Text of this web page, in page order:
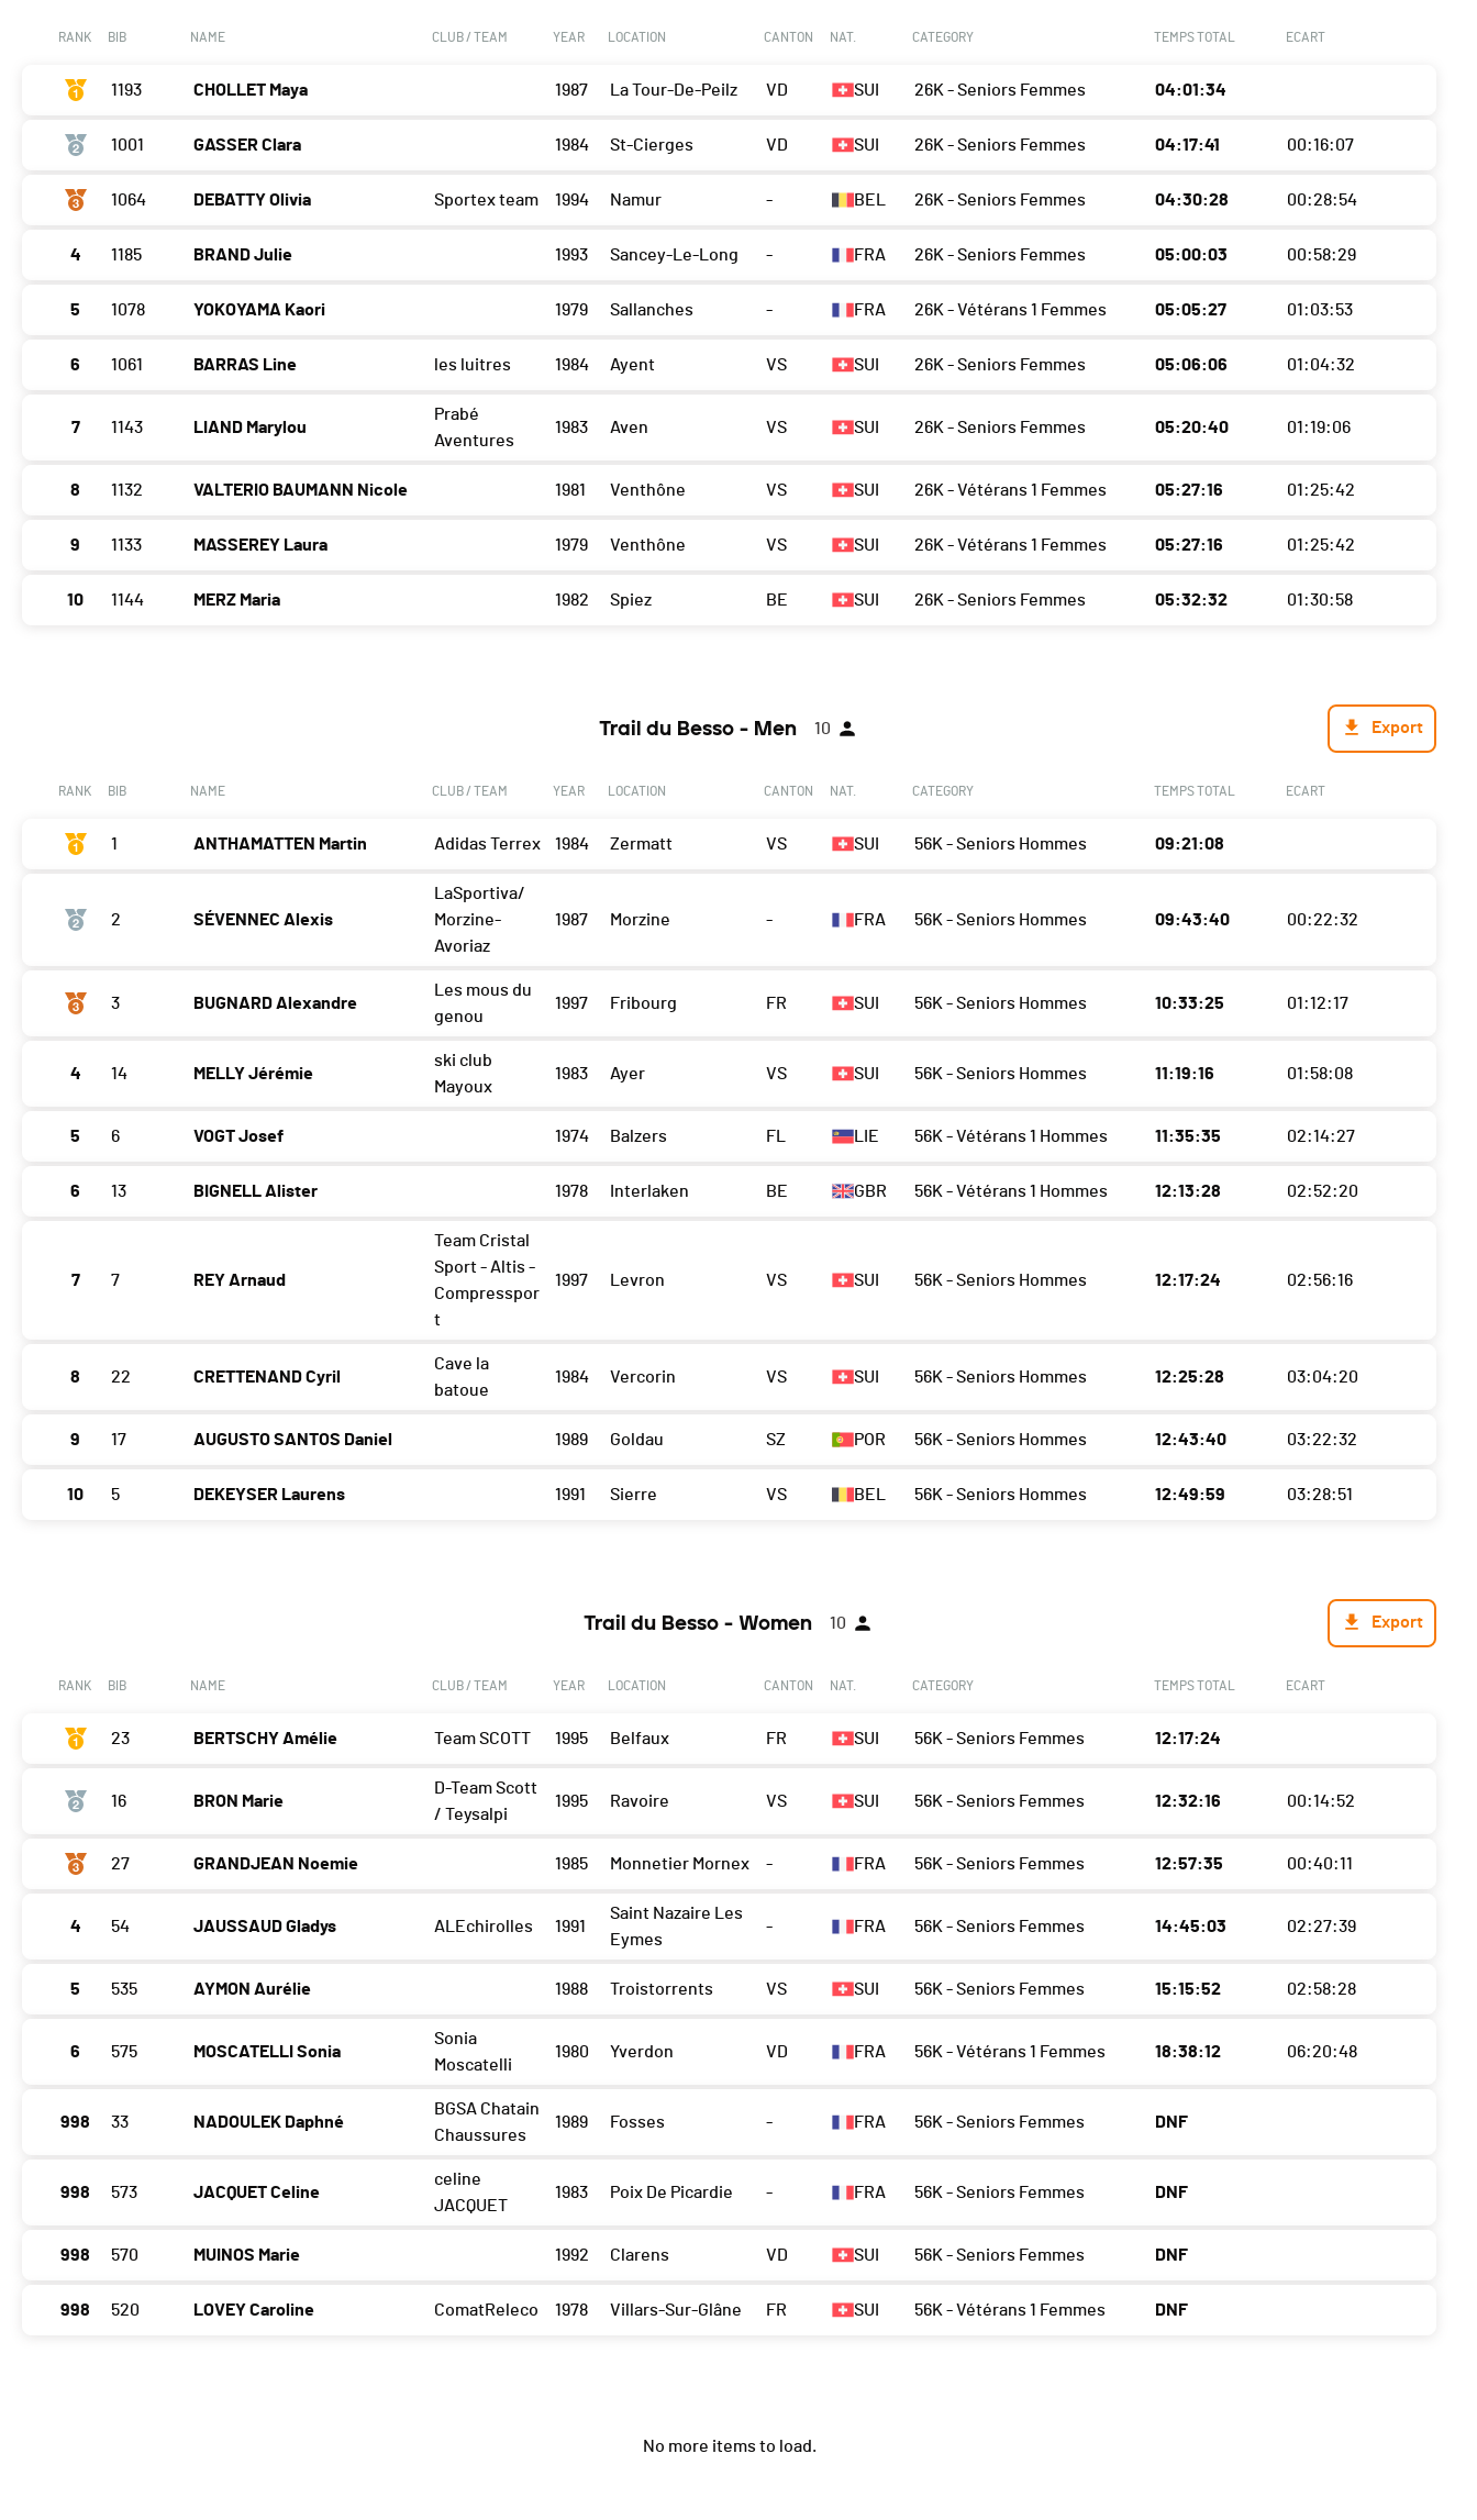
RANK BIB NAME CLUB / TEAM YEAR LOCATION CANTON NAT. CATEGORY TEMPS TOTAL ECART
1193 CHOLLET Maya 1987 La Tour-De-Peilz VD SUI 26K - Seniors Femmes 04:01:34
1001 GASSER Clara 1984 St-Cierges VD SUI 26K - Seniors Femmes 04:17:41 00:16:07
1064 DEBATTY Olivia Sportex team 1994 Namur - BEL 26K - Seniors Femmes 04:30:28 00:28:54
4 1185 BRAND Julie 1993 Sancey-Le-Long - FRA 26K - Seniors Femmes 05:00:03 00:58:29
5 1078 YOKOYAMA Kaori 1979 Sallanches - FRA 26K - Vétérans 1 Femmes 05:05:27 01:03:53
6 1061 BARRAS Line les luitres 1984 Ayent VS SUI 26K - Seniors Femmes 05:06:06 01:04:32
7 1143 LIAND Marylou
Prabé
Aventures
1983 Aven VS SUI 26K - Seniors Femmes 05:20:40 01:19:06
8 1132 VALTERIO BAUMANN Nicole 1981 Venthône VS SUI 26K - Vétérans 1 Femmes 05:27:16 01:25:42
9 1133 MASSEREY Laura 1979 Venthône VS SUI 26K - Vétérans 1 Femmes 05:27:16 01:25:42
10 1144 MERZ Maria 1982 Spiez BE SUI 26K - Seniors Femmes 05:32:32 01:30:58
Trail du Besso - Men 10 Export
RANK BIB NAME CLUB / TEAM YEAR LOCATION CANTON NAT. CATEGORY TEMPS TOTAL ECART
1 ANTHAMATTEN Martin Adidas Terrex 1984 Zermatt VS SUI 56K - Seniors Hommes 09:21:08
2 SÉVENNEC Alexis
LaSportiva/
Morzine-
Avoriaz
1987 Morzine - FRA 56K - Seniors Hommes 09:43:40 00:22:32
3 BUGNARD Alexandre
Les mous du
genou
1997 Fribourg FR SUI 56K - Seniors Hommes 10:33:25 01:12:17
4 14 MELLY Jérémie
ski club
Mayoux
1983 Ayer VS SUI 56K - Seniors Hommes 11:19:16 01:58:08
5 6 VOGT Josef 1974 Balzers FL LIE 56K - Vétérans 1 Hommes 11:35:35 02:14:27
6 13 BIGNELL Alister 1978 Interlaken BE GBR 56K - Vétérans 1 Hommes 12:13:28 02:52:20
7 7 REY Arnaud
Team Cristal
Sport - Altis -
Compresspor
t
1997 Levron VS SUI 56K - Seniors Hommes 12:17:24 02:56:16
8 22 CRETTENAND Cyril
Cave la
batoue
1984 Vercorin VS SUI 56K - Seniors Hommes 12:25:28 03:04:20
9 17 AUGUSTO SANTOS Daniel 1989 Goldau SZ POR 56K - Seniors Hommes 12:43:40 03:22:32
10 5 DEKEYSER Laurens 1991 Sierre VS BEL 56K - Seniors Hommes 12:49:59 03:28:51
Trail du Besso - Women 10 Export
RANK BIB NAME CLUB / TEAM YEAR LOCATION CANTON NAT. CATEGORY TEMPS TOTAL ECART
23 BERTSCHY Amélie Team SCOTT 1995 Belfaux FR SUI 56K - Seniors Femmes 12:17:24
16 BRON Marie
D-Team Scott
/ Teysalpi
1995 Ravoire VS SUI 56K - Seniors Femmes 12:32:16 00:14:52
27 GRANDJEAN Noemie 1985 Monnetier Mornex - FRA 56K - Seniors Femmes 12:57:35 00:40:11
4 54 JAUSSAUD Gladys ALEchirolles 1991
Saint Nazaire Les
Eymes
- FRA 56K - Seniors Femmes 14:45:03 02:27:39
5 535 AYMON Aurélie 1988 Troistorrents VS SUI 56K - Seniors Femmes 15:15:52 02:58:28
6 575 MOSCATELLI Sonia
Sonia
Moscatelli
1980 Yverdon VD FRA 56K - Vétérans 1 Femmes 18:38:12 06:20:48
998 33 NADOULEK Daphné
BGSA Chatain
Chaussures
1989 Fosses - FRA 56K - Seniors Femmes DNF
998 573 JACQUET Celine
celine
JACQUET
1983 Poix De Picardie - FRA 56K - Seniors Femmes DNF
998 570 MUINOS Marie 1992 Clarens VD SUI 56K - Seniors Femmes DNF
998 520 LOVEY Caroline ComatReleco 1978 Villars-Sur-Glâne FR SUI 56K - Vétérans 1 Femmes DNF
No more items to load.